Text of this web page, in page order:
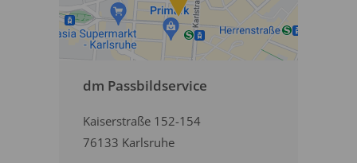
dm Passbildservice
Kaiserstraße 152-154
76133 Karlsruhe